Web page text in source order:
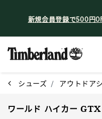
新規会員登録で500円
シューズ アウトドア
ワールド ハイカー